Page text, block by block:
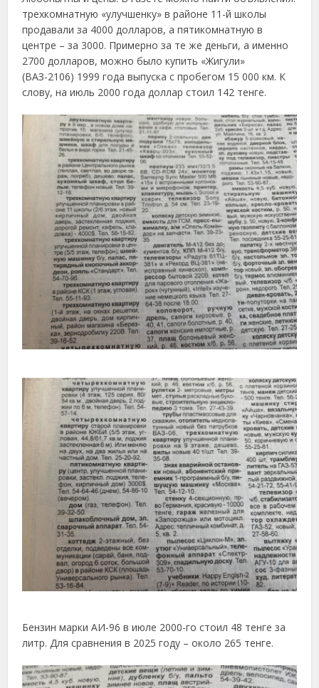
трехкомнатную «улучшенку» в районе 11-й школы
продавали за 4000 долларов, а пятикомнатную в
центре – за 3000. Примерно за те же деньги, а именно
2700 долларов, можно было купить «Жигули»
(ВАЗ-2106) 1999 года выпуска с пробегом 15 000 км. К
слову, на июль 2000 года доллар стоил 142 тенге.
Бензин марки АИ-96 в июле 2000-го стоил 48 тенге за
литр. Для сравнения в 2025 году – около 265 тенге.